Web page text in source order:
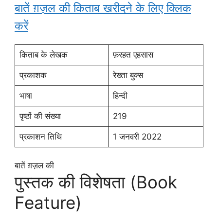
बातें ग़ज़ल की किताब खरीदने के लिए क्लिक
करें
किताब के लेखक फ़रहत एहसास
प्रकाशक रेख्ता बुक्स
भाषा हिन्दी
पृष्ठों की संख्या 219
प्रकाशन तिथि 1 जनवरी 2022
बातें ग़ज़ल की
पुस्तक की विशेषता (Book
Feature)